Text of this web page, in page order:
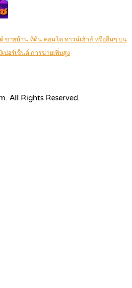
ขายบ้าน ที่ดิน คอนโด ทาวน์เฮ้าส์ หรืออื่นๆ บน
เปอร์เซ็นต์ การขายเพิ่มสูง
All Rights Reserved.